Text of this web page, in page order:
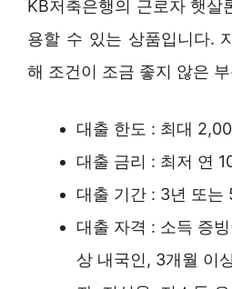
KB저축은행의 근로자 햇살
용할 수 있는 상품입니다.
해 조건이 조금 좋지 않은
대출 한도 : 최대
대출 금리 : 최저 연
대출 기간 : 3년 또는
대출 자격 : 소득 증
상 내국인, 3개월 이